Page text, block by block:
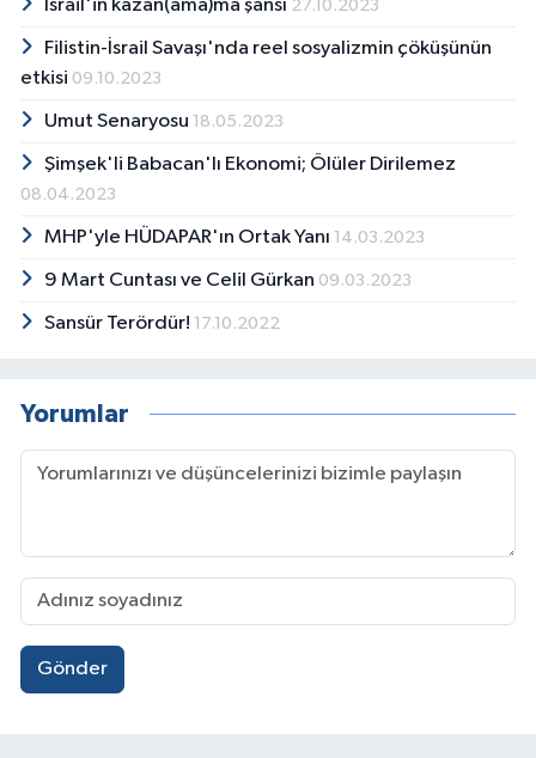
öğrenci topluluklarının çıkardığı amatör
dergilerde karikatüristlik yaptı.
İsrail'in kazan(ama)ma şansı 27.10.2023
Filistin-İsrail Savaşı'nda reel sosyalizmin çöküşünün
etkisi 09.10.2023
Umut Senaryosu 18.05.2023
Şimşek'li Babacan'lı Ekonomi; Ölüler Dirilemez
08.04.2023
MHP'yle HÜDAPAR'ın Ortak Yanı 14.03.2023
9 Mart Cuntası ve Celil Gürkan 09.03.2023
Sansür Terördür! 17.10.2022
Yorumlar
Gönder